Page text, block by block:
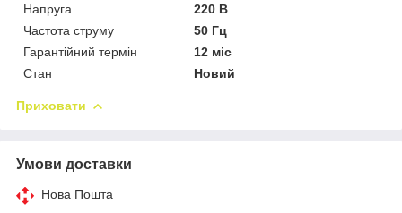
Напруга
220 В
Частота струму
50 Гц
Гарантійний термін
12 міс
Стан
Новий
Приховати
Умови доставки
Нова Пошта